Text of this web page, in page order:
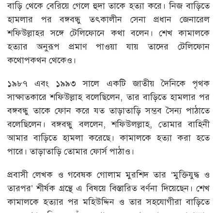
বাড়ি থেকে বেরিয়ে গেলে হুদা তাকে হত্যা করে। নিজ বাড়িতে
হামলার পর বঙ্গবন্ধু তৎকালীন সেনা প্রধান জেনারেল
শফিউল্লাহর সঙ্গে টেলিফোনে কথা বলেন। শেখ কামালকে
হত্যার অনুরূপ প্রমাণ পাওয়া যায় তাদের টেলিফোন
কথোপকথন থেকেও।
১৯৮৭ এবং ১৯৯৩ সালে একটি জাতীয় দৈনিকে পৃথক
সাক্ষাতকারে শফিউল্লাহ বলেছিলেন, তার বাড়িতে হামলার পর
বঙ্গবন্ধু তাকে ফোন করে যত তাড়াতাড়ি সম্ভব সৈন্য পাঠাতে
বলেছিলেন। বঙ্গবন্ধু বললেন, শফিউলল্লাহ, তোমার বাহিনী
আমার বাড়িতে হামলা করেছে। কামালকে হত্যা করা হতে
পারে। তাড়াতাড়ি তোমার ফোর্স পাঠাও।
প্রবাসী লেখক ও গবেষক গোলাম মুরশিদ তার ‘মুক্তিযুদ্ধ ও
তারপর’ শীর্ষক গ্রন্থে এ বিষয়ে বিস্তারিত বর্ণনা দিয়েছেন। শেখ
কামালকে হত্যার পর মহিউদ্দিন ও তার সহযোগীরা বাড়িতে